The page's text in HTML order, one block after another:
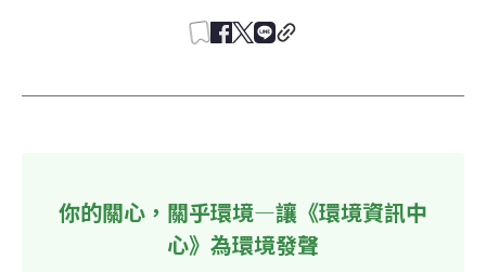
你的關心，關乎環境—讓《環境資訊中
心》為環境發聲